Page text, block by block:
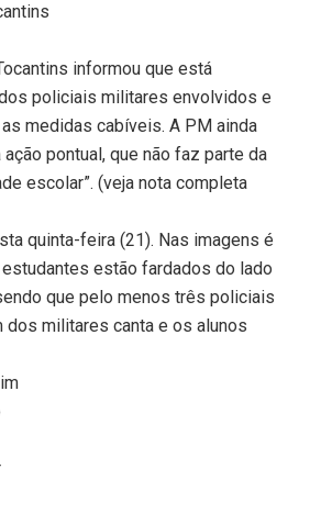
informou que está
policiais militares envolvidos e
medidas cabíveis. A PM ainda
pontual, que não faz parte da
escolar”. (veja nota completa
quinta-feira (21). Nas imagens é
estão fardados do lado
que pelo menos três policiais
dos militares canta e os alunos